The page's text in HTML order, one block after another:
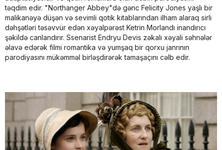
təqdim edir. "Northanger Abbey"də gənc Felicity Jones yaşlı bir
malikanəyə düşən və sevimli qotik kitablarından ilham alaraq sirli
dəhşətləri təsəvvür edən xəyalpərəst Ketrin Morlandı inandırıcı
şəkildə canlandırır. Ssenarist Endryu Devis zəkalı xəyali səhnələr
əlavə edərək filmi romantika və yumşaq bir qorxu janrının
parodiyasını mükəmməl birləşdirərək tamaşaçını cəlb edir.